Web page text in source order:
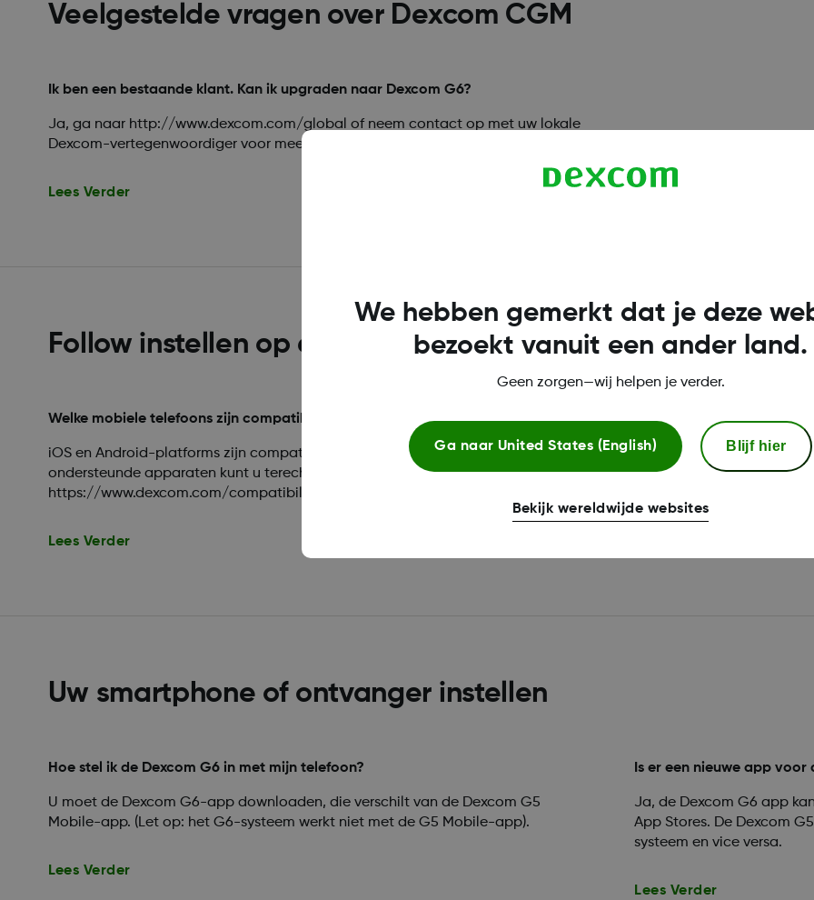
Veelgestelde vragen over Dexcom CGM
Ik ben een bestaande klant. Kan ik upgraden naar Dexcom G6?
Ja, ga naar http://www.dexcom.com/global of neem contact op met uw lokale
Dexcom-vertegenwoordiger voor meer informatie.
Lees Verder
Follow instellen op een nieuw apparaat
Welke mobiele telefoons zijn compatibel met de Follow app?
iOS en Android-platforms zijn compatibel voor Volgers. Voor de nieuwste
ondersteunde apparaten kunt u terecht op
https://www.dexcom.com/compatibility.
Lees Verder
Uw smartphone of ontvanger instellen
Hoe stel ik de Dexcom G6 in met mijn telefoon?
U moet de Dexcom G6-app downloaden, die verschilt van de Dexcom G5
Mobile-app. (Let op: het G6-systeem werkt niet met de G5 Mobile-app).
Lees Verder
Is er een nieuwe app voor
Ja, de Dexcom G6 app
App Stores. De Dexcom
systeem en vice versa.
Lees Verder
We hebben gemerkt dat je deze
bezoekt vanuit een ander land.
Geen zorgen—wij helpen je verder.
Ga naar United States (English) Blijf hier
Bekijk wereldwijde websites